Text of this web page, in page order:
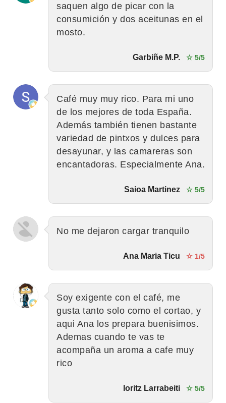
saquen algo de picar con la
consumición y dos aceitunas en el
mosto.
Garbiñe M.P. ☆ 5/5
Café muy muy rico. Para mi uno
de los mejores de toda España.
Además también tienen bastante
variedad de pintxos y dulces para
desayunar, y las camareras son
encantadoras. Especialmente Ana.
Saioa Martinez ☆ 5/5
No me dejaron cargar tranquilo
Ana Maria Ticu ☆ 1/5
Soy exigente con el café, me
gusta tanto solo como el cortao, y
aqui Ana los prepara buenisimos.
Ademas cuando te vas te
acompaña un aroma a cafe muy
rico
Ioritz Larrabeiti ☆ 5/5